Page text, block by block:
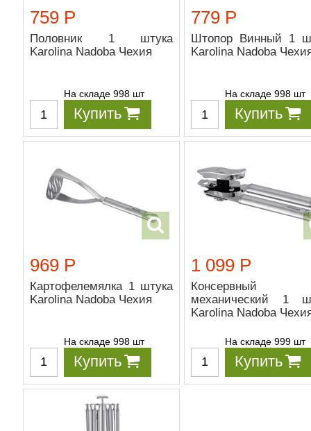
759 Р
Половник 1 штука
Karolina Nadoba Чехия
На складе 998 шт
Купить
779 Р
Штопор Винный 1
Karolina Nadoba
На складе 998 шт
Купить
969 Р
Картофелемялка 1 штука
Karolina Nadoba Чехия
На складе 998 шт
Купить
1 099 Р
Консервный
механический 1
Karolina Nadoba
На складе 999 шт
Купить